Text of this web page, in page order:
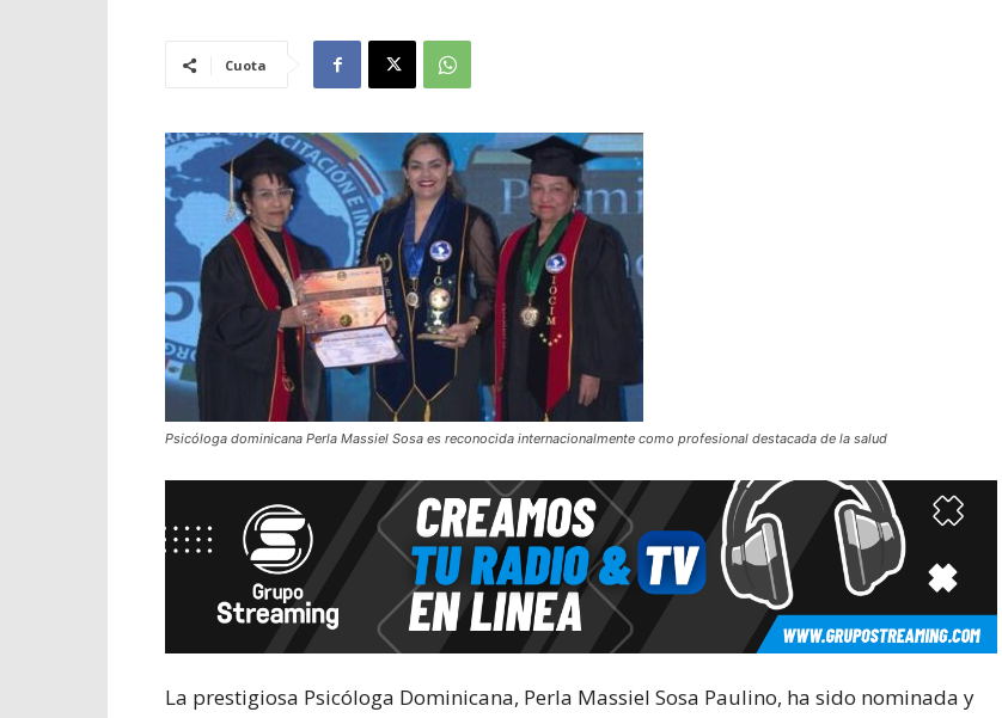
Cuota
Psicóloga dominicana Perla Massiel Sosa es reconocida internacionalmente como profesional destacada de la salud
La prestigiosa Psicóloga Dominicana, Perla Massiel Sosa Paulino, ha sido nominada y